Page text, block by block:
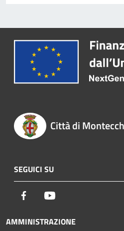
Città di
SEGUICI SU
Facebook
AMMINISTRAZIONE